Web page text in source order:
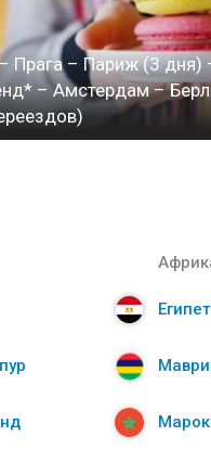
Прага – Париж (3 дня)
– Амстердам –
Египет